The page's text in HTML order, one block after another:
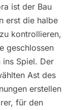
ist der Bau
erst die halbe
kontrollieren,
geschlossen
Spiel. Der
Ast des
erstellen
für den